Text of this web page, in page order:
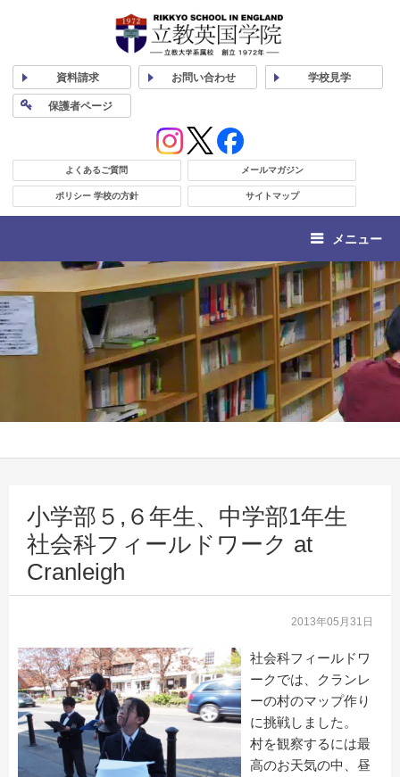
資料請求 お問い合わせ 学校見学
保護者ページ
よくあるご質問 メールマガジン
ポリシー 学校の方針 サイトマップ
メニュー
小学部５,６年生、中学部1年生
社会科フィールドワーク at
Cranleigh
2013年05月31日
社会科フィールドワ
ークでは、クランレ
ーの村のマップ作り
に挑戦しました。
村を観察するには最
高のお天気の中、昼